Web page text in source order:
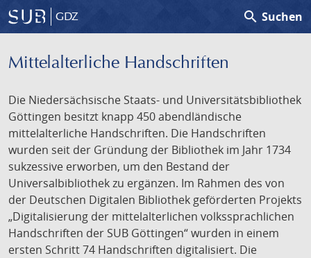
GDZ search Suchen
Mittelalterliche Handschriften
Die Niedersächsische Staats- und Universitätsbibliothek
Göttingen besitzt knapp 450 abendländische
mittelalterliche Handschriften. Die Handschriften
wurden seit der Gründung der Bibliothek im Jahr 1734
sukzessive erworben, um den Bestand der
Universalbibliothek zu ergänzen. Im Rahmen des von
der Deutschen Digitalen Bibliothek geförderten Projekts
„Digitalisierung der mittelalterlichen volkssprachlichen
Handschriften der SUB Göttingen“ wurden in einem
ersten Schritt 74 Handschriften digitalisiert. Die